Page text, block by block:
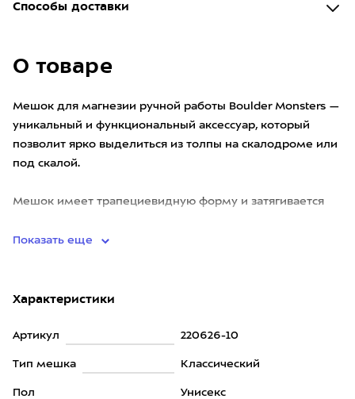
Способы доставки
О товаре
Мешок для магнезии ручной работы Boulder Monsters —
уникальный и функциональный аксессуар, который
позволит ярко выделиться из толпы на скалодроме или
под скалой.
Мешок имеет трапециевидную форму и затягивается
Показать еще
Характеристики
Артикул 220626-10
Тип мешка Классический
Пол Унисекс